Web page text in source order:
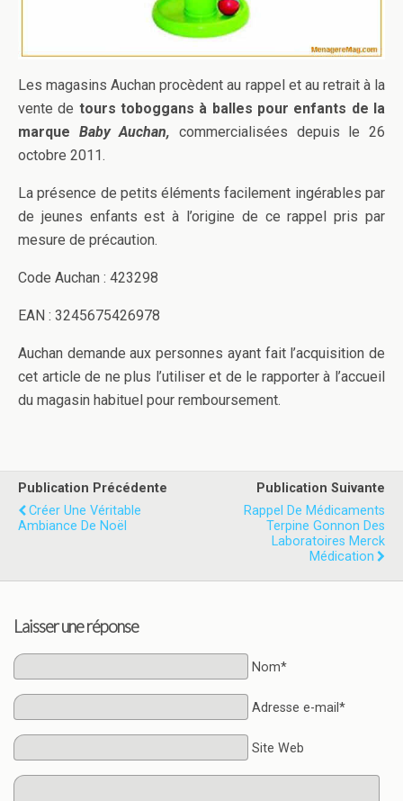
Les magasins Auchan procèdent au rappel et au retrait à la
vente de tours toboggans à balles pour enfants de la
marque Baby Auchan, commercialisées depuis le 26
octobre 2011.
La présence de petits éléments facilement ingérables par
de jeunes enfants est à l’origine de ce rappel pris par
mesure de précaution.
Code Auchan : 423298
EAN : 3245675426978
Auchan demande aux personnes ayant fait l’acquisition de
cet article de ne plus l’utiliser et de le rapporter à l’accueil
du magasin habituel pour remboursement.
Publication Précédente
Créer Une Véritable
Ambiance De Noël
Publication Suivante
Rappel De Médicaments
Terpine Gonnon Des
Laboratoires Merck
Médication
Laisser une réponse
Nom*
Adresse e-mail*
Site Web